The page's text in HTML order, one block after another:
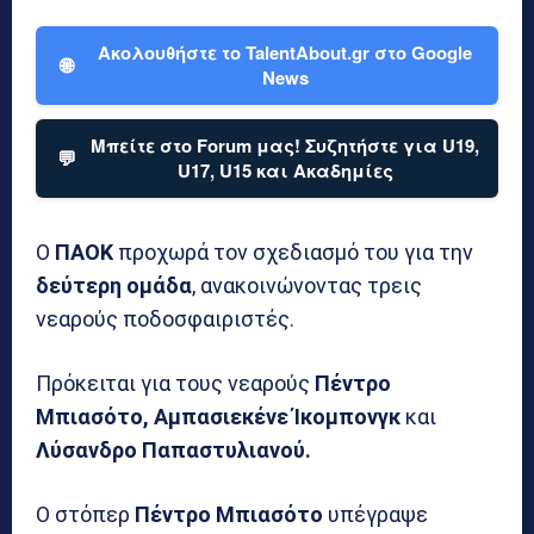
🌐
Ακολουθήστε το TalentAbout.gr στο Google
News
💬
Μπείτε στο Forum μας! Συζητήστε για U19,
U17, U15 και Ακαδημίες
Ο ΠΑΟΚ προχωρά τον σχεδιασμό του για την
δεύτερη ομάδα, ανακοινώνοντας τρεις
νεαρούς ποδοσφαιριστές.
Πρόκειται για τους νεαρούς Πέντρο
Μπιασότο, Αμπασιεκένε Ίκομπονγκ και
Λύσανδρο Παπαστυλιανού.
Ο στόπερ Πέντρο Μπιασότο υπέγραψε